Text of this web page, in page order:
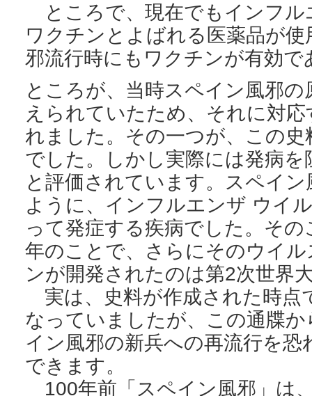
ところで、現在でもインフル
ワクチンとよばれる医薬品が
邪流行時にもワクチンが有効
ところが、当時スペイン風邪の
えられていたため、それに対
れました。その一つが、この
でした。しかし実際には発病
と評価されています。スペイ
ように、インフルエンザ ウイ
って発症する疾病でした。そ
年のことで、さらにそのウイ
ンが開発されたのは第2次世界
実は、史料が作成された時点
なっていましたが、この通牒
イン風邪の新兵への再流行を
できます。
100年前「スペイン風邪」は